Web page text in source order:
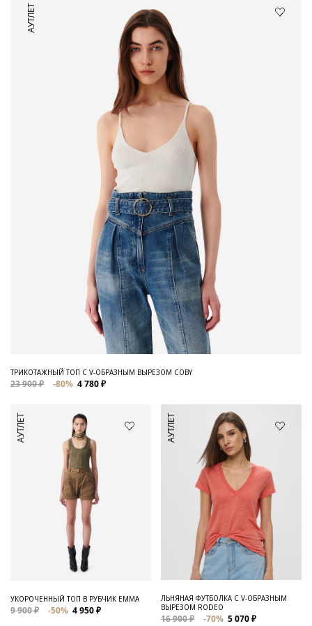
АУТЛЕТ
ТРИКОТАЖНЫЙ ТОП С V-ОБРАЗНЫМ ВЫРЕЗОМ COBY
23 900 ₽ -80% 4 780 ₽
АУТЛЕТ
УКОРОЧЕННЫЙ ТОП В РУБЧИК EMMA
9 900 ₽ -50% 4 950 ₽
АУТЛЕТ
ЛЬНЯНАЯ ФУТБОЛКА С V-ОБРАЗНЫМ
ВЫРЕЗОМ RODEO
16 900 ₽ -70% 5 070 ₽